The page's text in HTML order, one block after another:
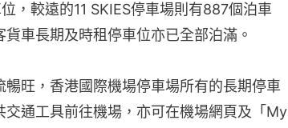
，較遠的11 SKIES停車場則有887個泊車
車長期及時租停車位亦已全部泊滿。
旺，香港國際機場停車場所有的長期停車
通工具前往機場，亦可在機場網頁及「My